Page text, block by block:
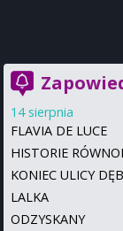
14 sierpnia
FLAVIA DE LUCE
HISTORIE
KONIEC ULICY
LALKA
ODZYSKANY